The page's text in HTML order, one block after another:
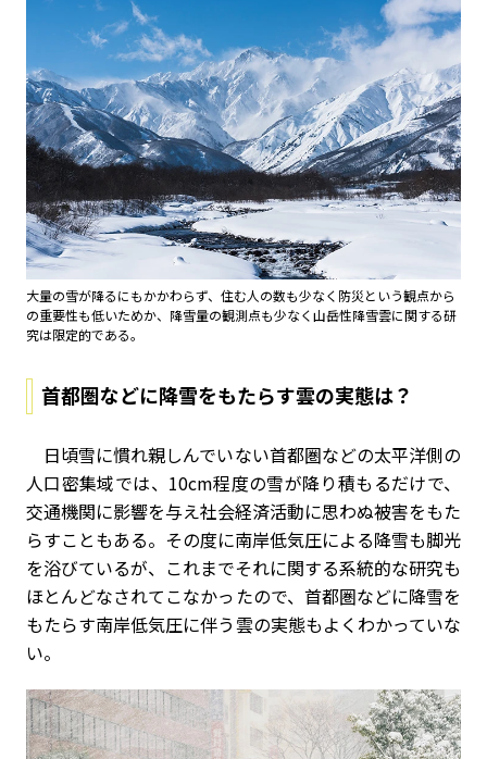
大量の雪が降るにもかかわらず、住む人の数も少なく防災という観点から
の重要性も低いためか、降雪量の観測点も少なく山岳性降雪雲に関する研
究は限定的である。
首都圏などに降雪をもたらす雲の実態は？
日頃雪に慣れ親しんでいない首都圏などの太平洋側の
人口密集域では、10cm程度の雪が降り積もるだけで、
交通機関に影響を与え社会経済活動に思わぬ被害をもた
らすこともある。その度に南岸低気圧による降雪も脚光
を浴びているが、これまでそれに関する系統的な研究も
ほとんどなされてこなかったので、首都圏などに降雪を
もたらす南岸低気圧に伴う雲の実態もよくわかっていな
い。